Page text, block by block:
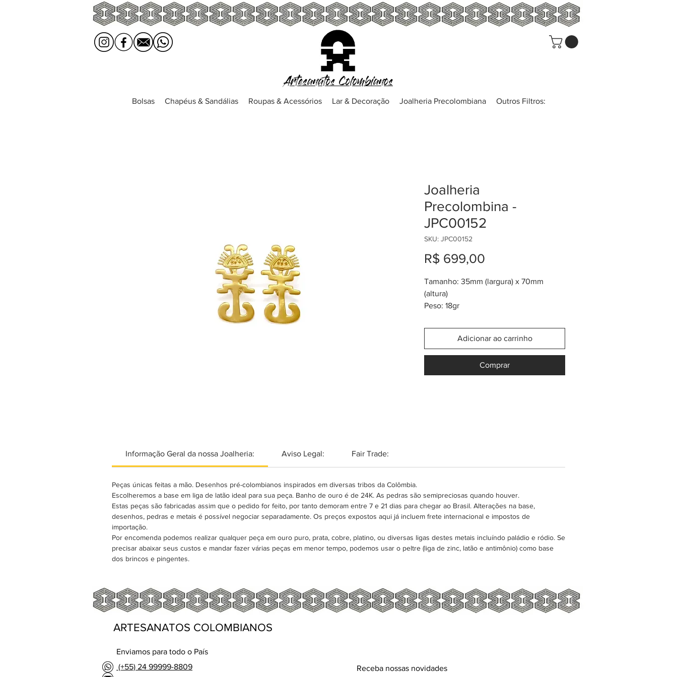
Artesanatos Colombianos
Bolsas Chapéus & Sandálias Roupas & Acessórios Lar & Decoração Joalheria Precolombiana Outros Filtros:
Joalheria
Precolombina -
JPC00152
SKU: JPC00152
R$ 699,00
Tamanho: 35mm (largura) x 70mm
(altura)
Peso: 18gr
* inspiração na tribo pre-colombiana
Adicionar ao carrinho
Comprar
Informação Geral da nossa Joalheria: Aviso Legal: Fair Trade:
Peças únicas feitas a mão. Desenhos pré-colombianos inspirados em diversas tribos da Colômbia.
Escolheremos a base em liga de latão ideal para sua peça. Banho de ouro é de 24K. As pedras são semipreciosas quando houver.
Estas peças são fabricadas assim que o pedido for feito, por tanto demoram entre 7 e 21 dias para chegar ao Brasil. Alterações na base,
desenhos, pedras e metais é possível negociar separadamente. Os preços expostos aqui já incluem frete internacional e impostos de
importação.
Por encomenda podemos realizar qualquer peça em ouro puro, prata, cobre, platino, ou diversas ligas destes metais incluíndo paládio e ródio. Se
precisar abaixar seus custos e mandar fazer várias peças em menor tempo, podemos usar o peltre (liga de zinc, latão e antimônio) como base
dos brincos e pingentes.
ARTESANATOS COLOMBIANOS
Enviamos para todo o País
(+55) 24 99999-8809
Receba nossas novidades